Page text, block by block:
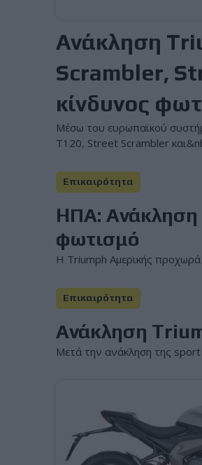
Ανάκληση
Scrambler,
κίνδυνος
Μέσω του ευρωπαϊκού
T120, Street Scrambler
Επικαιρότητα
HΠΑ:
φωτισμό
Η Triumph Αμερικής προχωρά
Επικαιρότητα
Ανάκληση
Μετά την ανάκληση της sport